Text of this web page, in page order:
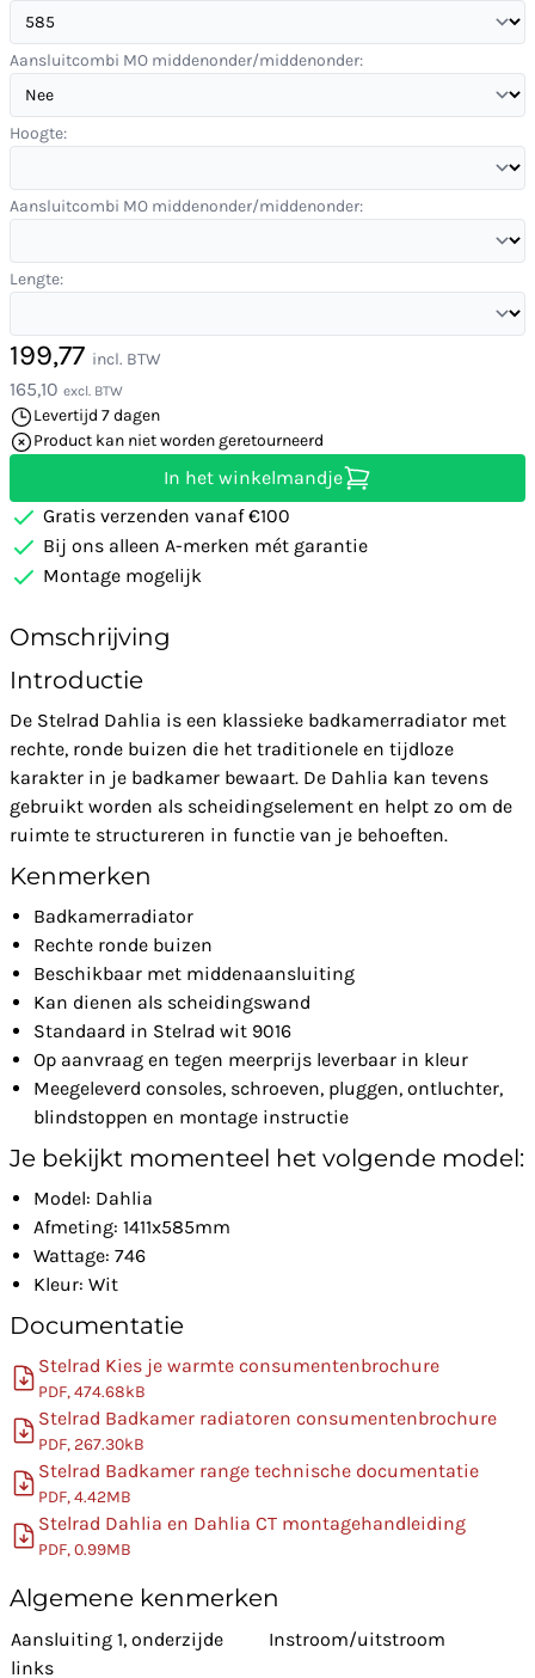
Aansluitcombi MO middenonder/middenonder:
Hoogte:
Aansluitcombi MO middenonder/middenonder:
Lengte:
199,77 incl. BTW
165,10 excl. BTW
Levertijd 7 dagen
Product kan niet worden geretourneerd
In het winkelmandje
Gratis verzenden vanaf €100
Bij ons alleen A-merken mét garantie
Montage mogelijk
Omschrijving
Introductie
De Stelrad Dahlia is een klassieke badkamerradiator met
rechte, ronde buizen die het traditionele en tijdloze
karakter in je badkamer bewaart. De Dahlia kan tevens
gebruikt worden als scheidingselement en helpt zo om de
ruimte te structureren in functie van je behoeften.
Kenmerken
Badkamerradiator
Rechte ronde buizen
Beschikbaar met middenaansluiting
Kan dienen als scheidingswand
Standaard in Stelrad wit 9016
Op aanvraag en tegen meerprijs leverbaar in kleur
Meegeleverd consoles, schroeven, pluggen, ontluchter,
blindstoppen en montage instructie
Je bekijkt momenteel het volgende model:
Model: Dahlia
Afmeting: 1411x585mm
Wattage: 746
Kleur: Wit
Documentatie
Stelrad Kies je warmte consumentenbrochure
PDF, 474.68kB
Stelrad Badkamer radiatoren consumentenbrochure
PDF, 267.30kB
Stelrad Badkamer range technische documentatie
PDF, 4.42MB
Stelrad Dahlia en Dahlia CT montagehandleiding
PDF, 0.99MB
Algemene kenmerken
Aansluiting 1, onderzijde
links
Instroom/uitstroom